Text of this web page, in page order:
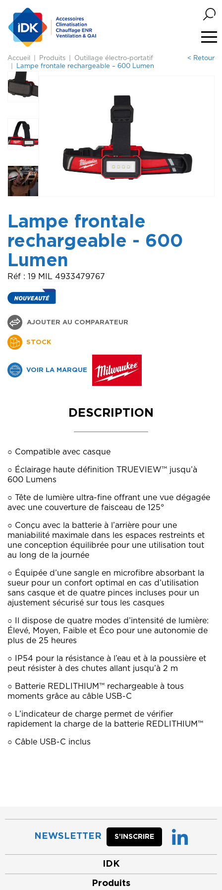
Accueil Produits
Outillage électro-portatif
Lampe frontale rechargeable – 600 Lumen
< Retour
Lampe frontale
rechargeable - 600
Lumen
Réf : 19 MIL 4933479767
AJOUTER AU COMPARATEUR
VOIR LA MARQUE
STOCK
DESCRIPTION
○ Compatible avec casque
○ Éclairage haute définition TRUEVIEW™ jusqu’à
600 Lumens
○ Tête de lumière ultra-fine offrant une vue dégagée
avec une couverture de faisceau de 125°
○ Conçu avec la batterie à l’arrière pour une
maniabilité maximale dans les espaces restreints et
une conception équilibrée pour une utilisation tout
au long de la journée
○ Équipée d’une sangle en microfibre absorbant la
sueur pour un confort optimal en cas d’utilisation
sans casque et de quatre pinces incluses pour un
ajustement sécurisé sur tous les casques
○ Il dispose de quatre modes d’intensité de lumière:
Élevé, Moyen, Faible et Éco pour une autonomie de
plus de 25 heures
○ IP54 pour la résistance à l’eau et à la poussière et
peut résister à des chutes allant jusqu’à 2 m
○ Batterie REDLITHIUM™ rechargeable à tous
moments grâce au câble USB-C
○ L’indicateur de charge permet de vérifier
rapidement la charge de la batterie REDLITHIUM™
○ Câble USB-C inclus
NEWSLETTER S’INSCRIRE
IDK
Produits